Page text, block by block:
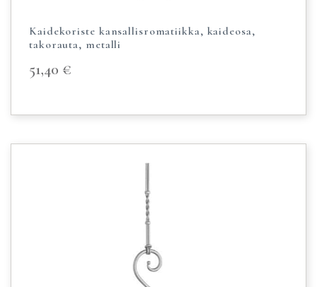
Kaidekoriste kansallisromatiikka, kaideosa,
takorauta, metalli
51,40 €